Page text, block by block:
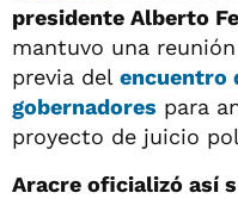
presidente Alberto
mantuvo una
previa del encuentro
gobernadores para
proyecto de juicio
Aracre oficializó así